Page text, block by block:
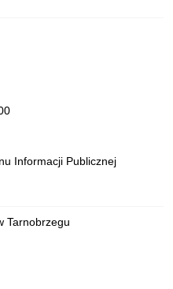
Informacji Publicznej
Tarnobrzegu